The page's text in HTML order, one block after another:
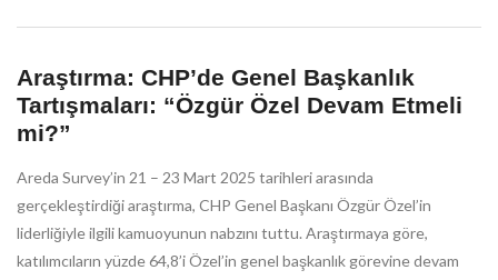
Araştırma: CHP’de Genel Başkanlık
Tartışmaları: “Özgür Özel Devam Etmeli
mi?”
Areda Survey’in 21 – 23 Mart 2025 tarihleri arasında
gerçekleştirdiği araştırma, CHP Genel Başkanı Özgür Özel’in
liderliğiyle ilgili kamuoyunun nabzını tuttu. Araştırmaya göre,
katılımcıların yüzde 64,8’i Özel’in genel başkanlık görevine devam